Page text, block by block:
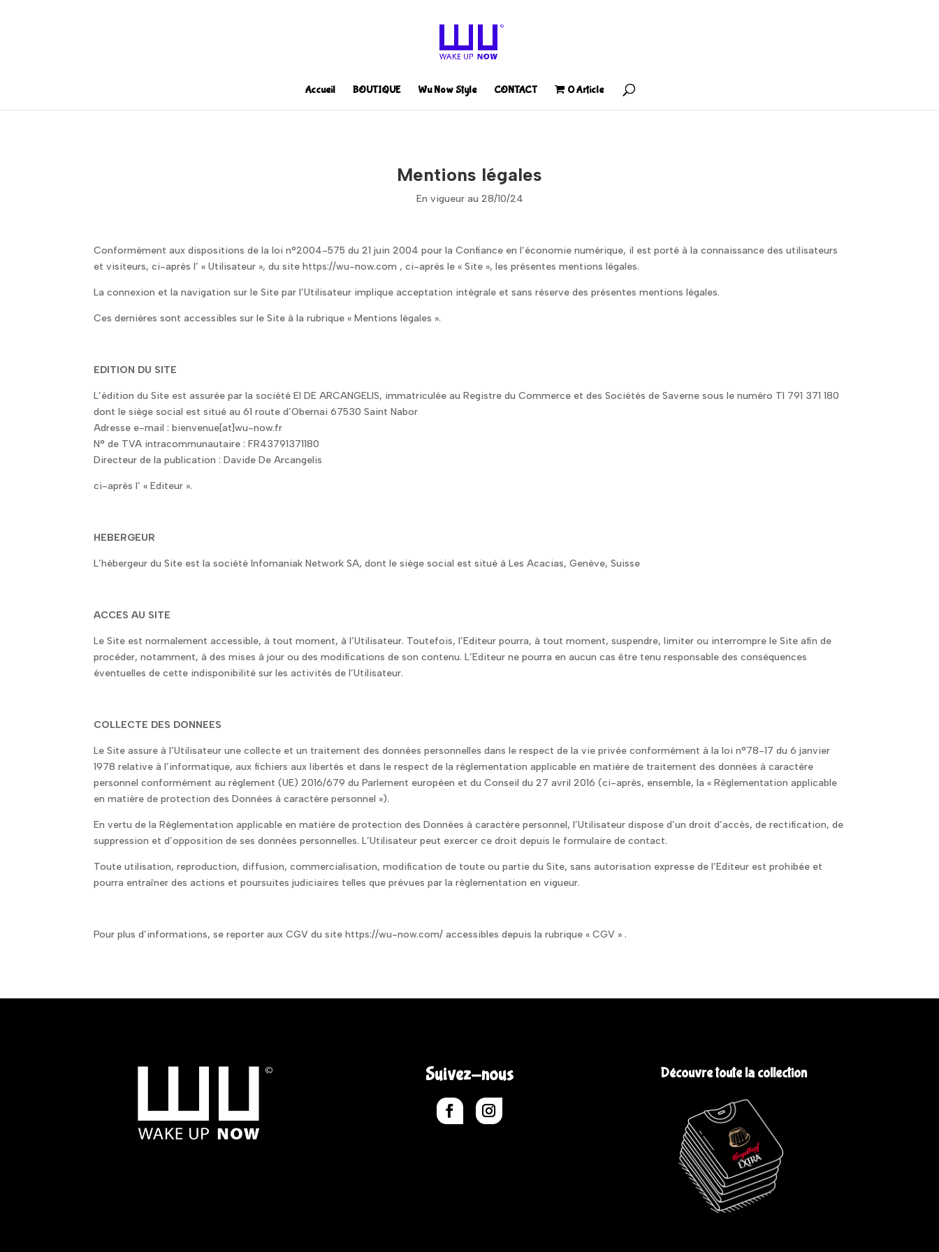
Accueil BOUTIQUE Wu Now Style CONTACT 0 Article
Mentions légales
En vigueur au 28/10/24
Conformément aux dispositions de la loi n°2004-575 du 21 juin 2004 pour la Confiance en l’économie numérique, il est porté à la connaissance des utilisateurs
et visiteurs, ci-après l’ « Utilisateur », du site https://wu-now.com , ci-après le « Site », les présentes mentions légales.
La connexion et la navigation sur le Site par l’Utilisateur implique acceptation intégrale et sans réserve des présentes mentions légales.
Ces dernières sont accessibles sur le Site à la rubrique « Mentions légales ».
EDITION DU SITE
L’édition du Site est assurée par la société EI DE ARCANGELIS, immatriculée au Registre du Commerce et des Sociétés de Saverne sous le numéro TI 791 371 180
dont le siège social est situé au 61 route d’Obernai 67530 Saint Nabor
Adresse e-mail : bienvenue[at]wu-now.fr
N° de TVA intracommunautaire : FR43791371180
Directeur de la publication : Davide De Arcangelis
ci-après l’ « Editeur ».
HEBERGEUR
L’hébergeur du Site est la société Infomaniak Network SA, dont le siège social est situé à Les Acacias, Genève, Suisse
ACCES AU SITE
Le Site est normalement accessible, à tout moment, à l’Utilisateur. Toutefois, l’Editeur pourra, à tout moment, suspendre, limiter ou interrompre le Site afin de
procéder, notamment, à des mises à jour ou des modifications de son contenu. L’Editeur ne pourra en aucun cas être tenu responsable des conséquences
éventuelles de cette indisponibilité sur les activités de l’Utilisateur.
COLLECTE DES DONNEES
Le Site assure à l’Utilisateur une collecte et un traitement des données personnelles dans le respect de la vie privée conformément à la loi n°78-17 du 6 janvier
1978 relative à l’informatique, aux fichiers aux libertés et dans le respect de la règlementation applicable en matière de traitement des données à caractère
personnel conformément au règlement (UE) 2016/679 du Parlement européen et du Conseil du 27 avril 2016 (ci-après, ensemble, la « Règlementation applicable
en matière de protection des Données à caractère personnel »).
En vertu de la Règlementation applicable en matière de protection des Données à caractère personnel, l’Utilisateur dispose d’un droit d’accès, de rectification, de
suppression et d’opposition de ses données personnelles. L’Utilisateur peut exercer ce droit depuis le formulaire de contact.
Toute utilisation, reproduction, diffusion, commercialisation, modification de toute ou partie du Site, sans autorisation expresse de l’Editeur est prohibée et
pourra entraîner des actions et poursuites judiciaires telles que prévues par la règlementation en vigueur.
Pour plus d’informations, se reporter aux CGV du site https://wu-now.com/ accessibles depuis la rubrique « CGV » .
Suivez-nous Découvre toute la collection